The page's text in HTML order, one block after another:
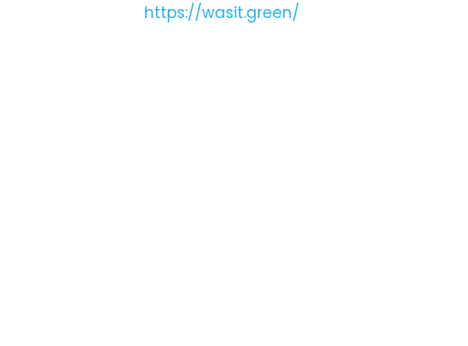
https://wasit.green/